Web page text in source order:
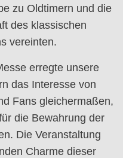
zu Oldtimern und die
des klassischen
vereinten.
erregte unsere
das Interesse von
Fans gleichermaßen,
die Bewahrung der
Die Veranstaltung
Charme dieser